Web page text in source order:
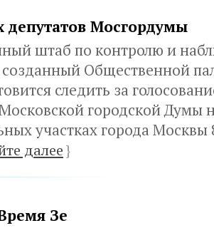
депутатов Мосгордумы
штаб по контролю и
Общественной
следить за
городской Думы
участках города Москвы
далее}
Зе